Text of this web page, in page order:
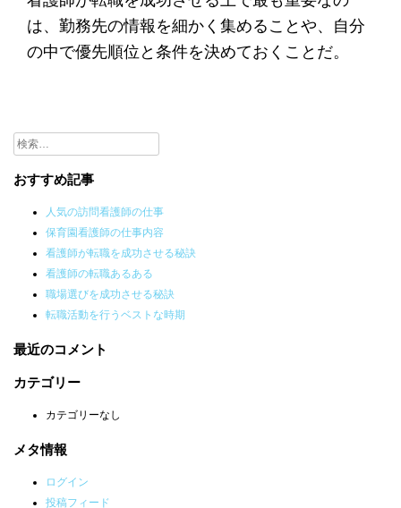
は、勤務先の情報を細かく集めることや、自分
の中で優先順位と条件を決めておくことだ。
検
索:
おすすめ記事
人気の訪問看護師の仕事
保育園看護師の仕事内容
看護師が転職を成功させる秘訣
看護師の転職あるある
職場選びを成功させる秘訣
転職活動を行うベストな時期
最近のコメント
カテゴリー
カテゴリーなし
メタ情報
ログイン
投稿フィード